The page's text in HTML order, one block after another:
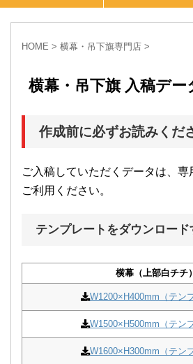
HOME > 横幕・吊下旗専門店 >
横幕・吊下旗 入稿デー
作成前に必ずお読みくだ
ご入稿していただくデータは、
ご利用ください。
テンプレートをダウンロード
横幕（上部白チチ）
W1200×H400mm（テン
W1500×H500mm（テン
W1600×H300mm（テン